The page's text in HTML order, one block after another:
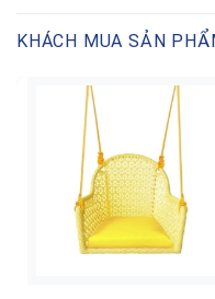
KHÁCH MUA SẢN